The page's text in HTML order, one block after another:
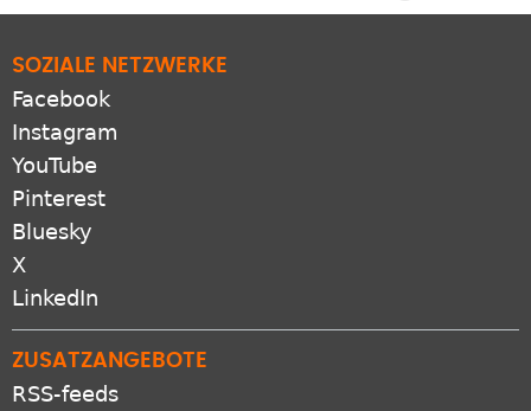
SOZIALE NETZWERKE
Facebook
Instagram
YouTube
Pinterest
Bluesky
X
LinkedIn
ZUSATZANGEBOTE
RSS-feeds